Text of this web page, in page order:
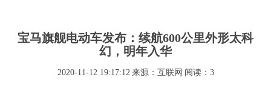
宝马旗舰电动车发布：续航600公里外形太科
幻，明年入华
2020-11-12 19:17:12 来源：互联网 阅读：3